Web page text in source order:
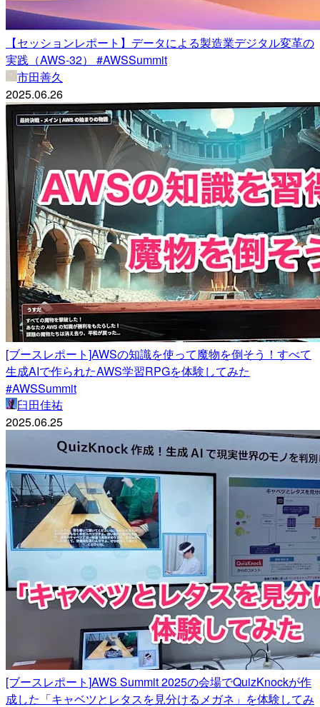
【セッションレポート】データによる製造業デジタル変革の
実践（AWS-32） #AWSSummit
市田善久
2025.06.26
[ブースレポート]AWSの知識を使って魔物を倒そう！すべて
生成AIで作られたAWS学習RPGを体験してみた
#AWSSummit
臼田佳祐
2025.06.25
[ブースレポート]AWS Summit 2025の会場でQuizKnockが作
成した「キャベツとレタスを見分けるメガネ」を体験してみ